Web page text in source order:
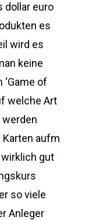
dollar euro
es
wird es
keine
of
welche Art
werden
Karten aufm
gut
so viele
Anleger